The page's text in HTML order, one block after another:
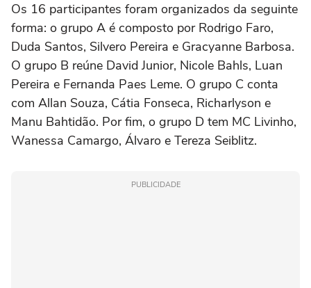
Os 16 participantes foram organizados da seguinte
forma: o grupo A é composto por Rodrigo Faro,
Duda Santos, Silvero Pereira e Gracyanne Barbosa.
O grupo B reúne David Junior, Nicole Bahls, Luan
Pereira e Fernanda Paes Leme. O grupo C conta
com Allan Souza, Cátia Fonseca, Richarlyson e
Manu Bahtidão. Por fim, o grupo D tem MC Livinho,
Wanessa Camargo, Álvaro e Tereza Seiblitz.
PUBLICIDADE